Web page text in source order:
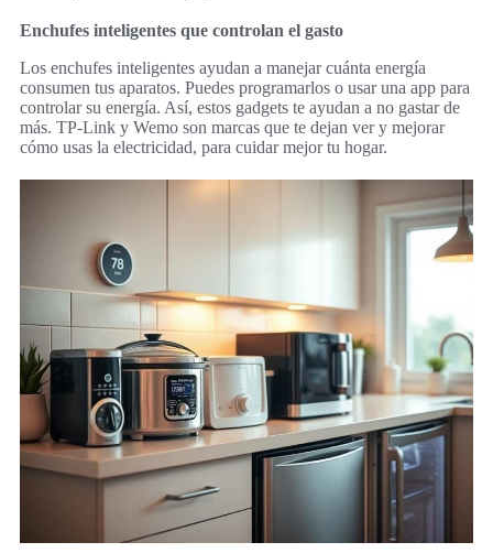
Enchufes inteligentes que controlan el gasto
Los enchufes inteligentes ayudan a manejar cuánta energía
consumen tus aparatos. Puedes programarlos o usar una app para
controlar su energía. Así, estos gadgets te ayudan a no gastar de
más. TP-Link y Wemo son marcas que te dejan ver y mejorar
cómo usas la electricidad, para cuidar mejor tu hogar.